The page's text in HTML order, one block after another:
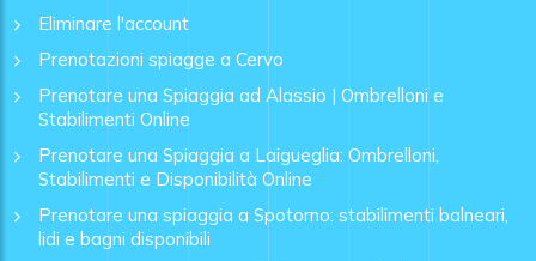
Eliminare l'account
Prenotazioni spiagge a Cervo
Prenotare una Spiaggia ad Alassio | Ombrelloni e
Stabilimenti Online
Prenotare una Spiaggia a Laigueglia: Ombrelloni,
Stabilimenti e Disponibilità Online
Prenotare una spiaggia a Spotorno: stabilimenti balneari,
lidi e bagni disponibili